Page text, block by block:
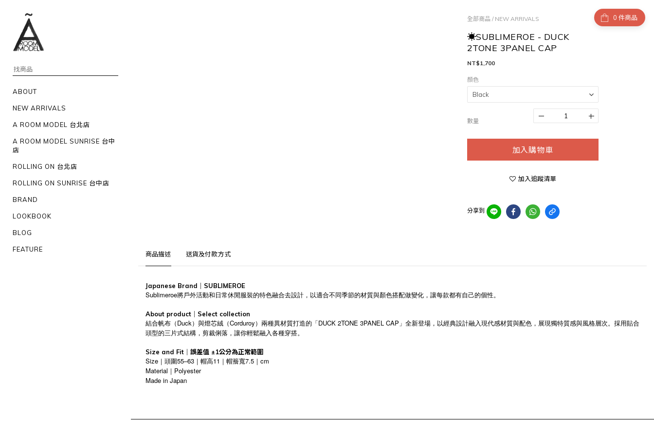
ABOUT
NEW ARRIVALS
A ROOM MODEL 台北店
A ROOM MODEL SUNRISE 台中
店
ROLLING ON 台北店
ROLLING ON SUNRISE 台中店
BRAND
LOOKBOOK
BLOG
FEATURE
件商品
全部商品 / NEW ARRIVALS
☀SUBLIMEROE - DUCK
2TONE 3PANEL CAP
NT$1,700
顏色
數量
加入購物車
加入追蹤清單
分享到
商品描述 送貨及付款方式
Japanese Brand｜SUBLIMEROE
Sublimeroe將戶外活動和日常休閒服裝的特色融合去設計，以適合不同季節的材質與顏色搭配做變化，讓每款都有自己的個性。
About product｜Select collection
結合帆布（Duck）與燈芯絨（Corduroy）兩種異材質打造的「DUCK 2TONE 3PANEL CAP」全新登場，以經典設計融入現代感材質與配色，展現獨特質感與風格層次。採用貼合
頭型的三片式結構，剪裁俐落，讓你輕鬆融入各種穿搭。
Size and Fit｜誤差值 ±1公分為正常範圍
Size｜頭圍55–63｜帽高11｜帽簷寬7.5｜cm
Material｜Polyester
Made in Japan